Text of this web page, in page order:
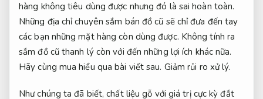
hàng không tiêu dùng được nhưng đó là sai hoàn toàn.
Những địa chỉ chuyên sắm bán đồ cũ sẽ chỉ đưa đến tay
các bạn những mặt hàng còn dùng được. Không tính ra
sắm đồ cũ thanh lý còn với đến những lợi ích khác nữa.
Hãy cùng mua hiểu qua bài viết sau. Giảm rủi ro xử lý.
Như chúng ta đã biết, chất liệu gỗ với giá trị cực kỳ đắt